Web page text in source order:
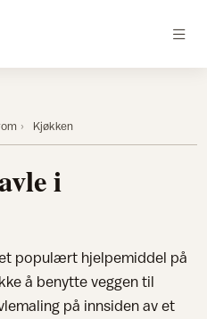
Kjøkken
i
populært hjelpemiddel på
å benytte veggen til
på innsiden av et